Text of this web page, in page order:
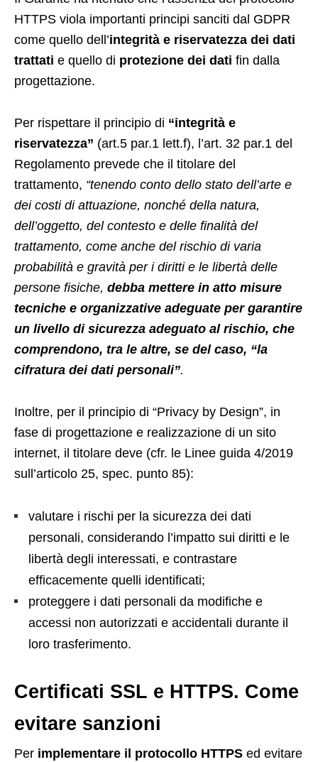
HTTPS viola importanti principi sanciti dal GDPR
come quello dell’integrità e riservatezza dei dati
trattati e quello di protezione dei dati fin dalla
progettazione.
Per rispettare il principio di “integrità e
riservatezza” (art.5 par.1 lett.f), l’art. 32 par.1 del
Regolamento prevede che il titolare del
trattamento, “tenendo conto dello stato dell’arte e
dei costi di attuazione, nonché della natura,
dell’oggetto, del contesto e delle finalità del
trattamento, come anche del rischio di varia
probabilità e gravità per i diritti e le libertà delle
persone fisiche, debba mettere in atto misure
tecniche e organizzative adeguate per garantire
un livello di sicurezza adeguato al rischio, che
comprendono, tra le altre, se del caso, “la
cifratura dei dati personali”.
Inoltre, per il principio di “Privacy by Design”, in
fase di progettazione e realizzazione di un sito
internet, il titolare deve (cfr. le Linee guida 4/2019
sull’articolo 25, spec. punto 85):
valutare i rischi per la sicurezza dei dati
personali, considerando l’impatto sui diritti e le
libertà degli interessati, e contrastare
efficacemente quelli identificati;
proteggere i dati personali da modifiche e
accessi non autorizzati e accidentali durante il
loro trasferimento.
Certificati SSL e HTTPS. Come
evitare sanzioni
Per implementare il protocollo HTTPS ed evitare